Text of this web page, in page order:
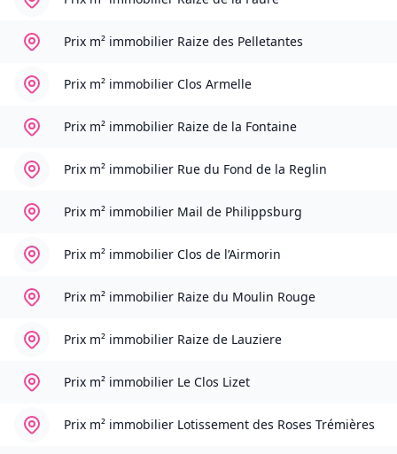
Prix m² immobilier Raize des Pelletantes
Prix m² immobilier Clos Armelle
Prix m² immobilier Raize de la Fontaine
Prix m² immobilier Rue du Fond de la Reglin
Prix m² immobilier Mail de Philippsburg
Prix m² immobilier Clos de l’Airmorin
Prix m² immobilier Raize du Moulin Rouge
Prix m² immobilier Raize de Lauziere
Prix m² immobilier Le Clos Lizet
Prix m² immobilier Lotissement des Roses Trémières